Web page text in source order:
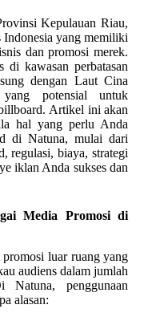
Kepulauan Riau,
Indonesia yang memiliki
dan promosi merek.
di kawasan perbatasan
dengan Laut Cina
potensial untuk
Artikel ini akan
hal yang perlu Anda
di Natuna, mulai dari
regulasi, biaya, strategi
iklan Anda sukses dan
Media Promosi di
luar ruang yang
audiens dalam jumlah
penggunaan
alasan: